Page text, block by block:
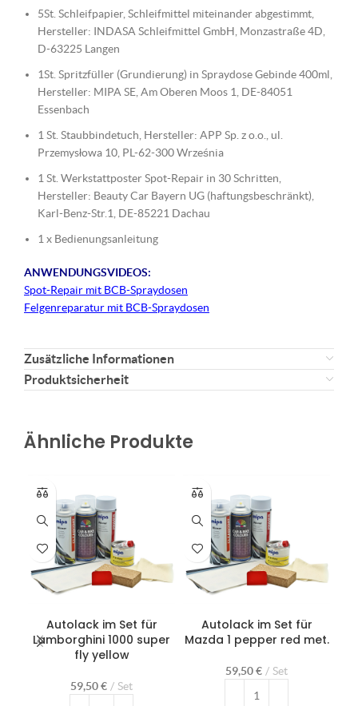
5St. Schleifpapier, Schleifmittel miteinander abgestimmt,
Hersteller: INDASA Schleifmittel GmbH, Monzastraße 4D,
D-63225 Langen
1St. Spritzfüller (Grundierung) in Spraydose Gebinde 400ml,
Hersteller: MIPA SE, Am Oberen Moos 1, DE-84051
Essenbach
1 St. Staubbindetuch, Hersteller: APP Sp. z o.o., ul.
Przemysłowa 10, PL-62-300 Września
1 St. Werkstattposter Spot-Repair in 30 Schritten,
Hersteller: Beauty Car Bayern UG (haftungsbeschränkt),
Karl-Benz-Str.1, DE-85221 Dachau
1 x Bedienungsanleitung
ANWENDUNGSVIDEOS:
Spot-Repair mit BCB-Spraydosen
Felgenreparatur mit BCB-Spraydosen
Zusätzliche Informationen
Produktsicherheit
Ähnliche Produkte
Autolack im Set für
Lamborghini 1000 super
fly yellow
59,50€ Set
Autolack im Set für
Mazda 1 pepper red met.
59,50€ Set